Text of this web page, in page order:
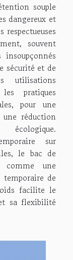
souple
dangereux et
souvent
sécurité et de
utilisations
pratiques
pour une
réduction
sur
le bac de
comme une
temporaire de
facilite le
sa flexibilité